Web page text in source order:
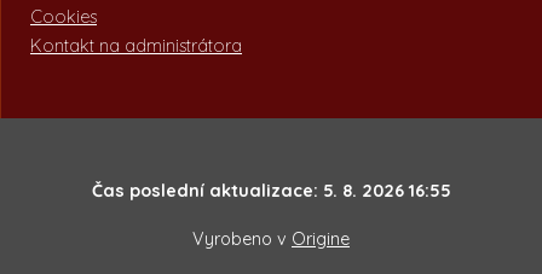
Cookies
Kontakt na administrátora
Čas poslední aktualizace: 5. 8. 2026 16:55
Vyrobeno v Origine